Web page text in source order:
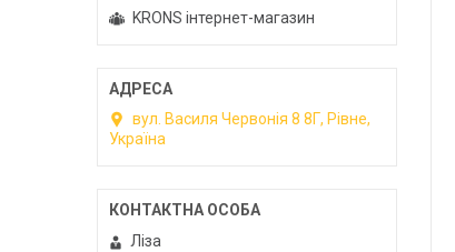
KRONS інтернет-магазин
вул. Василя Червонія 8 8Г, Рівне,
Україна
Ліза